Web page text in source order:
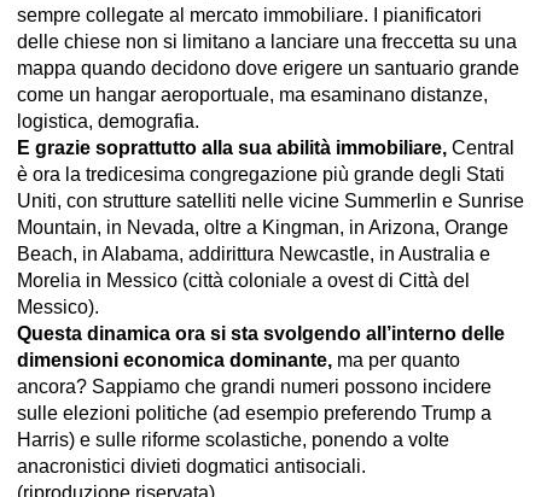
sempre collegate al mercato immobiliare. I pianificatori
delle chiese non si limitano a lanciare una freccetta su una
mappa quando decidono dove erigere un santuario grande
come un hangar aeroportuale, ma esaminano distanze,
logistica, demografia.
E grazie soprattutto alla sua abilità immobiliare, Central
è ora la tredicesima congregazione più grande degli Stati
Uniti, con strutture satelliti nelle vicine Summerlin e Sunrise
Mountain, in Nevada, oltre a Kingman, in Arizona, Orange
Beach, in Alabama, addirittura Newcastle, in Australia e
Morelia in Messico (città coloniale a ovest di Città del
Messico).
Questa dinamica ora si sta svolgendo all’interno delle
dimensioni economica dominante, ma per quanto
ancora? Sappiamo che grandi numeri possono incidere
sulle elezioni politiche (ad esempio preferendo Trump a
Harris) e sulle riforme scolastiche, ponendo a volte
anacronistici divieti dogmatici antisociali.
(riproduzione riservata)